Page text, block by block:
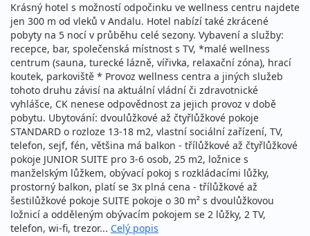
Krásný hotel s možností odpočinku ve wellness centru najdete
jen 300 m od vleků v Andalu. Hotel nabízí také zkrácené
pobyty na 5 nocí v průběhu celé sezony. Vybavení a služby:
recepce, bar, společenská místnost s TV, *malé wellness
centrum (sauna, turecké lázně, vířivka, relaxační zóna), hrací
koutek, parkoviště * Provoz wellness centra a jiných služeb
tohoto druhu závisí na aktuální vládní či zdravotnické
vyhlášce, CK nenese odpovědnost za jejich provoz v době
pobytu. Ubytování: dvoulůžkové až čtyřlůžkové pokoje
STANDARD o rozloze 13-18 m2, vlastní sociální zařízení, TV,
telefon, sejf, fén, většina má balkon - třílůžkové až čtyřlůžkové
pokoje JUNIOR SUITE pro 3-6 osob, 25 m2, ložnice s
manželským lůžkem, obývací pokoj s rozkládacími lůžky,
prostorný balkon, platí se 3x plná cena - třílůžkové až
šestilůžkové pokoje SUITE pokoje o 30 m² s dvoulůžkovou
ložnicí a odděleným obývacím pokojem se 2 lůžky, 2 TV,
telefon, wi-fi, trezor... Celý popis